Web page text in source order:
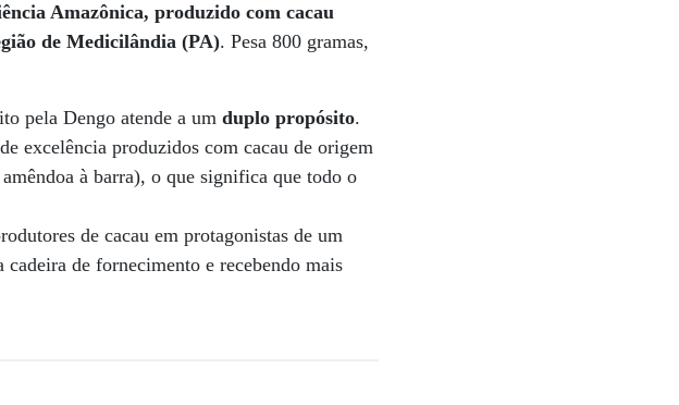
Amazônica, produzido com cacau
de Medicilândia (PA). Pesa 800 gramas,
pela Dengo atende a umduplo propósito.
excelência produzidos com cacau de origem
à barra), o que significa que todo o
de cacau em protagonistas de um
de fornecimento e recebendo mais